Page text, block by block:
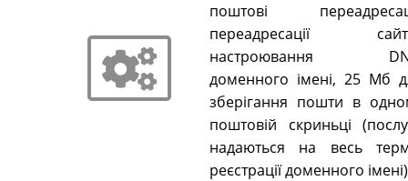
поштові
переадресації
настроювання
доменного імені, 25 Мб
зберігання пошти в
поштовій скриньці
надаються на весь
реєстрації доменного